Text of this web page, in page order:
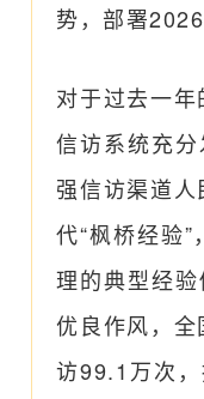
势，部署
对于过去一
信访系统充分
强信访渠道
代“枫桥经验
理的典型经
优良作风，
访99.1万次